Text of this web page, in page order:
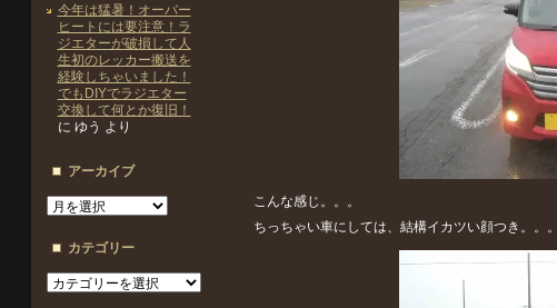
今年は猛暑！オーバー
ヒートには要注意！ラ
ジエターが破損して人
生初のレッカー搬送を
経験しちゃいました！
でもDIYでラジエター
交換して何とか復旧！
に ゆう より
アーカイブ
ア
カ
ブ
カテゴリー
カ
こんな感じ。。。
ちっちゃい車にしては、結構イカツい顔つき。。。